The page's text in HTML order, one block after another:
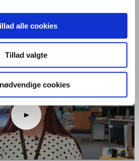
alle cookies
Tillad valgte
cookies
en grundlæggende viden om mundtlig
og du arbejder med tekstbehandling,
IT-programmer.